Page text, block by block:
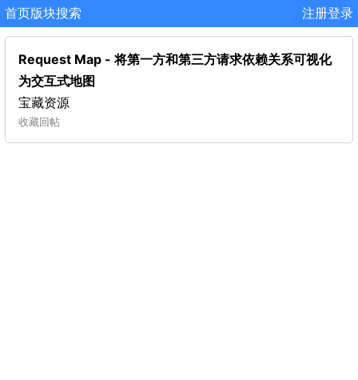
首页版块搜索 注册登录
Request Map - 将第一方和第三方请求依赖关系可视化
为交互式地图
宝藏资源
收藏回帖